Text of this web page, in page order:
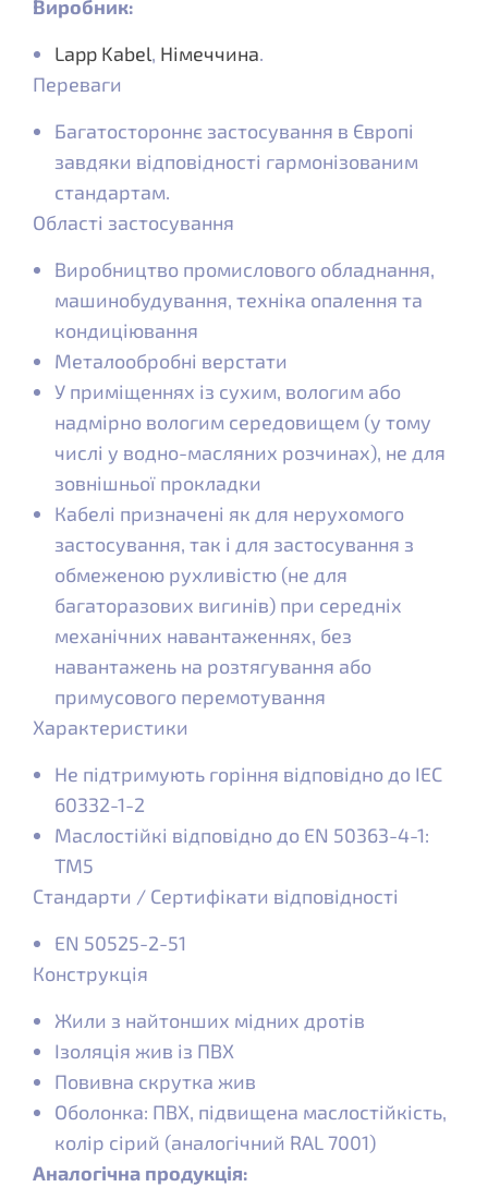
Виробник:
Lapp Kabel, Німеччина.
Переваги
Багатостороннє застосування в Європі
завдяки відповідності гармонізованим
стандартам.
Області застосування
Виробництво промислового обладнання,
машинобудування, техніка опалення та
кондиціювання
Металообробні верстати
У приміщеннях із сухим, вологим або
надмірно вологим середовищем (у тому
числі у водно-масляних розчинах), не для
зовнішньої прокладки
Кабелі призначені як для нерухомого
застосування, так і для застосування з
обмеженою рухливістю (не для
багаторазових вигинів) при середніх
механічних навантаженнях, без
навантажень на розтягування або
примусового перемотування
Характеристики
Не підтримують горіння відповідно до IEC
60332-1-2
Маслостійкі відповідно до EN 50363-4-1:
ТМ5
Стандарти / Сертифікати відповідності
EN 50525-2-51
Конструкція
Жили з найтонших мідних дротів
Ізоляція жив із ПВХ
Повивна скрутка жив
Оболонка: ПВХ, підвищена маслостійкість,
колір сірий (аналогічний RAL 7001)
Аналогічна продукція: